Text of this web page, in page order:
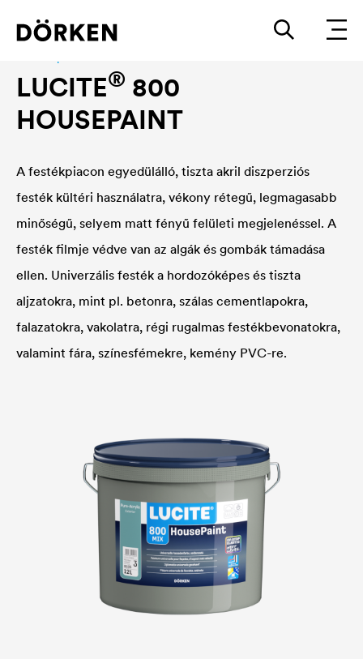
LUCITE® 800
HOUSEPAINT
A festékpiacon egyedülálló, tiszta akril diszperziós
festék kültéri használatra, vékony rétegű, legmagasabb
minőségű, selyem matt fényű felületi megjelenéssel. A
festék filmje védve van az algák és gombák támadása
ellen. Univerzális festék a hordozóképes és tiszta
aljzatokra, mint pl. betonra, szálas cementlapokra,
falazatokra, vakolatra, régi rugalmas festékbevonatokra,
valamint fára, színesfémekre, kemény PVC-re.